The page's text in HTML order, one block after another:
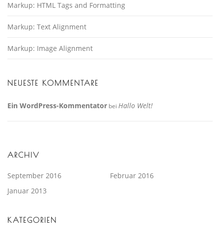
Markup: HTML Tags and Formatting
Markup: Text Alignment
Markup: Image Alignment
NEUESTE KOMMENTARE
Ein WordPress-Kommentator bei Hallo Welt!
ARCHIV
September 2016
Februar 2016
Januar 2013
KATEGORIEN